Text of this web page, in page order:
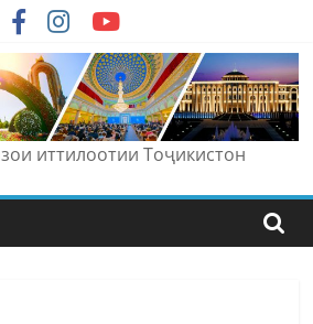
иттилоотии Тоҷикистон